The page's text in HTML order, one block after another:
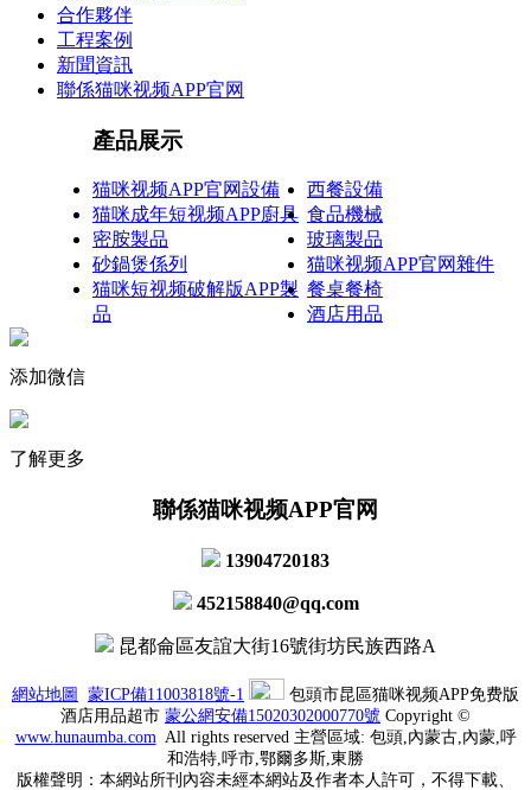
合作夥伴
工程案例
新聞資訊
聯係猫咪视频APP官网
產品展示
猫咪视频APP官网設備
西餐設備
猫咪成年短视频APP廚具 食品機械
密胺製品
玻璃製品
砂鍋煲係列
猫咪视频APP官网雜件
猫咪短视频破解版APP製
品
餐桌餐椅
酒店用品
添加微信
了解更多
聯係猫咪视频APP官网
13904720183
452158840@qq.com
昆都侖區友誼大街16號街坊民族西路A
網站地圖 蒙ICP備11003818號-1
包頭市昆區猫咪视频APP免费版
酒店用品超市 蒙公網安備15020302000770號 Copyright ©
www. hunaumba.com All rights reserved 主營區域: 包頭,內蒙古,內蒙,呼
和浩特,呼市,鄂爾多斯,東勝
版權聲明：本網站所刊內容未經本網站及作者本人許可，不得下載、